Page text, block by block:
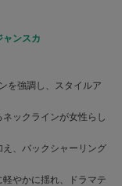
ャンスカ
を強調し、スタイルア
ックラインが女性らし
え、バックシャーリング
やかに揺れ、ドラマテ